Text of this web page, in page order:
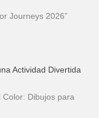
Journeys 2026”
Actividad Divertida
Dibujos para